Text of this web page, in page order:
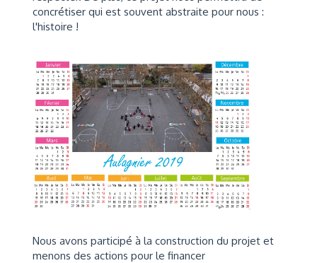
concrétiser qui est souvent abstraite pour nous :
l'histoire !
Nous avons participé à la construction du projet et
menons des actions pour le financer